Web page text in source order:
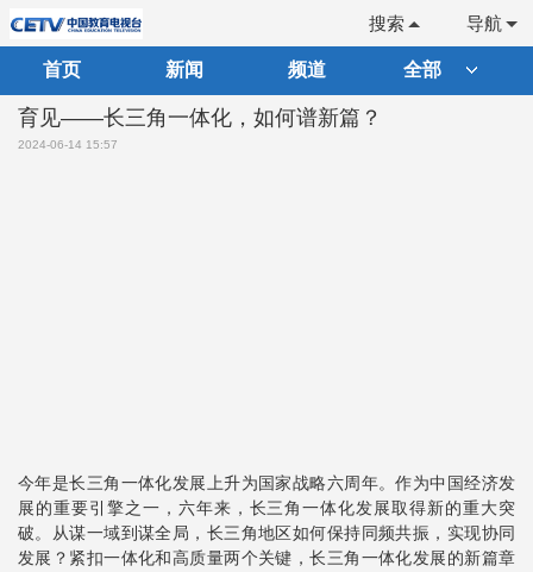
导航
搜索
首页 新闻 频道 全部
育见——长三角一体化，如何谱新篇？
2024-06-14 15:57
今年是长三角一体化发展上升为国家战略六周年。作为中国经济发
展的重要引擎之一，六年来，长三角一体化发展取得新的重大突
破。从谋一域到谋全局，长三角地区如何保持同频共振，实现协同
发展？紧扣一体化和高质量两个关键，长三角一体化发展的新篇章